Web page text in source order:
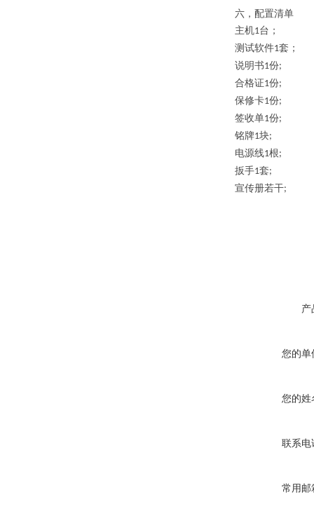
六，配置清单
主机1台；
测试软件1套；
说明书1份;
合格证1份;
保修卡1份;
签收单1份;
铭牌1块;
电源线1根;
扳手1套;
宣传册若干;
产
您的单
您的姓
联系电
常用邮